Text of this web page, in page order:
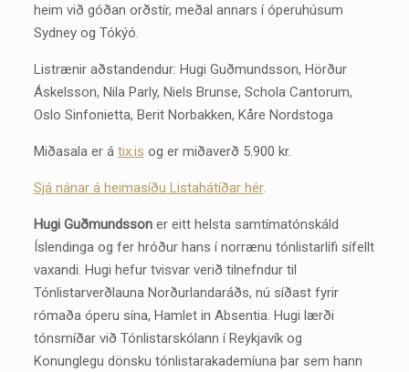
heim við góðan orðstír, meðal annars í óperuhúsum
Sydney og Tókýó.
Listrænir aðstandendur: Hugi Guðmundsson, Hörður
Áskelsson, Nila Parly, Niels Brunse, Schola Cantorum,
Oslo Sinfonietta, Berit Norbakken, Kåre Nordstoga
Miðasala er á tix.is og er miðaverð 5.900 kr.
Sjá nánar á heimasíðu Listahátíðar hér.
Hugi Guðmundssoner eitt helsta samtímatónskáld
Íslendinga og fer hróður hans í norrænu tónlistarlífi sífellt
vaxandi. Hugi hefur tvisvar verið tilnefndur til
Tónlistarverðlauna Norðurlandaráðs, nú síðast fyrir
rómaða óperu sína, Hamlet in Absentia. Hugi lærði
tónsmíðar við Tónlistarskólann í Reykjavík og
Konunglegu dönsku tónlistarakademíuna þar sem hann